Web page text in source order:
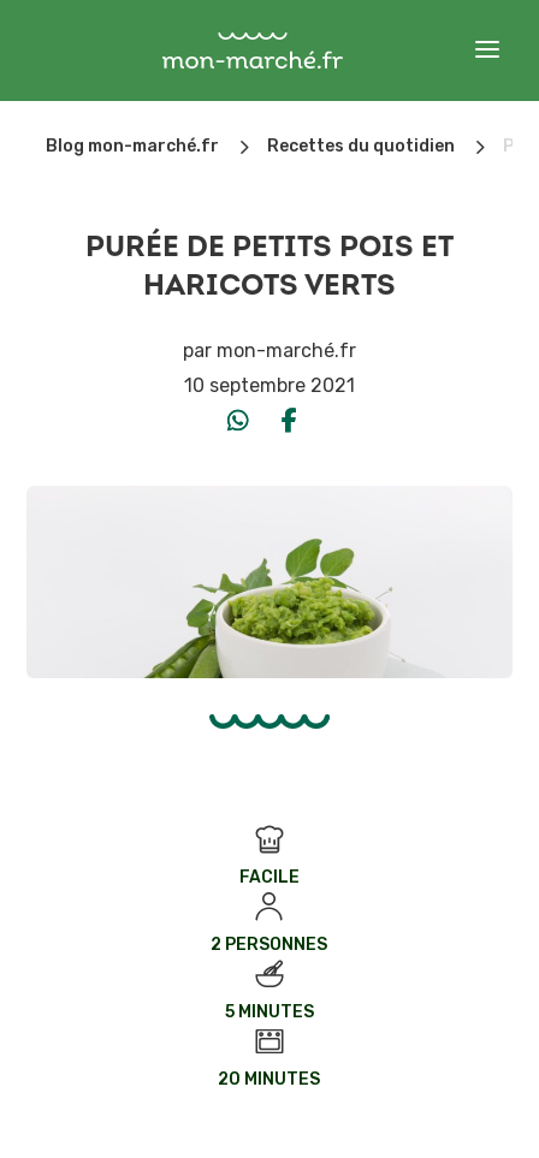
Blog mon-marché.fr 5 Recettes du quotidien 5
PURÉE DE PETITS POIS ET
HARICOTS VERTS
par mon-marché.fr
10 septembre 2021
FACILE
2 PERSONNES
5 MINUTES
20 MINUTES